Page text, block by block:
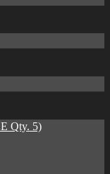
Qty. 5)